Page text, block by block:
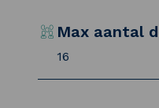
Max aantal
16